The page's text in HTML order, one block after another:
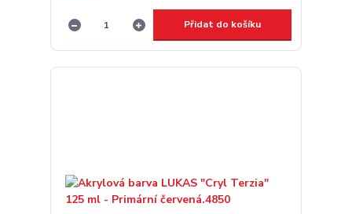
Přidat do košíku